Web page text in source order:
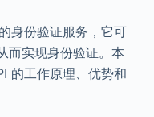
身份验证服务，它可
而实现身份验证。本
的工作原理、优势和